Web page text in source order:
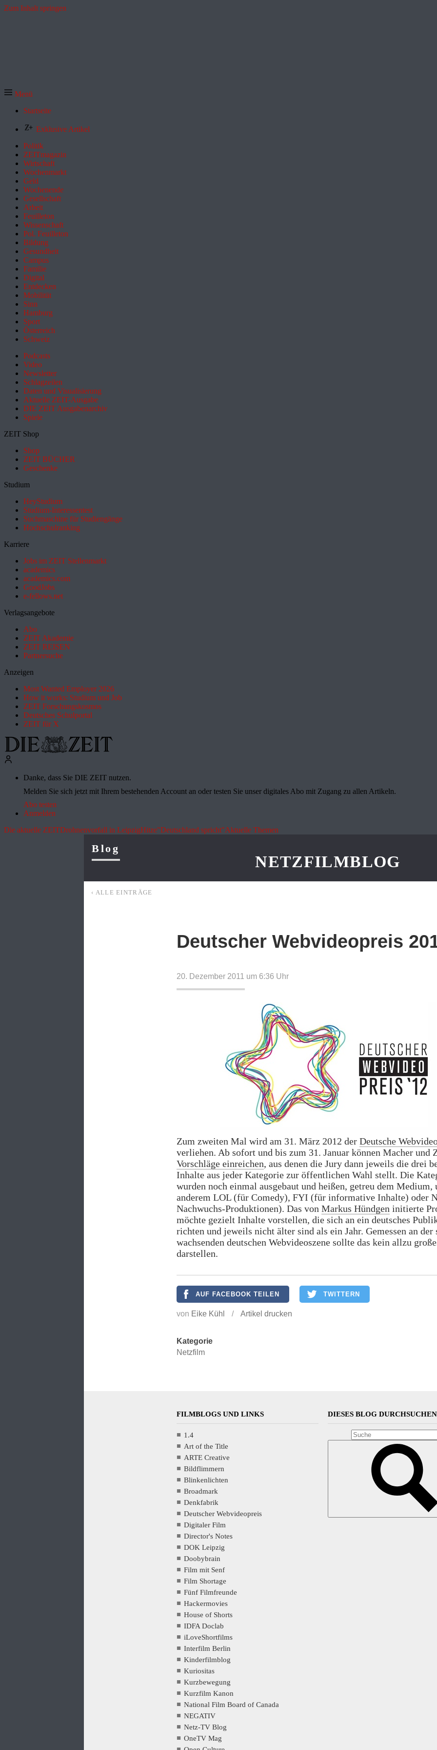
Zum Inhalt springen
Menü
Startseite
Exklusive Artikel
Politik
ZEITmagazin
Wirtschaft
Wochenmarkt
Geld
Wochenende
Gesellschaft
Arbeit
Feuilleton
Wissenschaft
Pol. Feuilleton
Bildung
Gesundheit
Campus
Familie
Digital
Entdecken
Mobilität
Sinn
Hamburg
Sport
Österreich
Schweiz
Podcasts
Video
Newsletter
Schlagzeilen
Daten und Visualisierung
Aktuelle ZEIT-Ausgabe
DIE ZEIT Ausgabenarchiv
Spiele
ZEIT Shop
Shop
ZEIT BÜCHER
Geschenke
Studium
HeyStudium
Studium-Interessentest
Suchmaschine für Studiengänge
Hochschulranking
Karriere
Jobs im ZEIT Stellenmarkt
academics
academics.com
GoodJobs
e-fellows.net
Verlagsangebote
Abo
ZEIT Akademie
ZEIT REISEN
Partnersuche
Anzeigen
Most Wanted Employer 2026
How it works: Studium und Job
ZEIT Forschungskosmos
Deutsches Schulportal
ZEIT für X
Danke, dass Sie DIE ZEIT nutzen.
Melden Sie sich jetzt mit Ihrem bestehenden Account an oder testen Sie unser digitales Abo mit Zugang zu allen Artikeln.
Abo testen
Anmelden
Die aktuelle ZEITDrohnenvorfall in LeipzigHitze"Deutschland spricht"Aktuelle Themen
Blog
NETZFILMBLOG
‹ ALLE EINTRÄGE
Deutscher Webvideopreis
20. Dezember 2011 um 6:36 Uhr
Zum zweiten Mal wird am 31. März 2012 der Deutsche
verliehen. Ab sofort und bis zum 31. Januar können Macher und
Vorschläge einreichen, aus denen die Jury dann jeweils die drei
Inhalte aus jeder Kategorie zur öffentlichen Wahl stellt. Die
wurden noch einmal ausgebaut und heißen, getreu dem Medium,
anderem LOL (für Comedy), FYI (für informative Inhalte) oder
Nachwuchs-Produktionen). Das von Markus Hündgen initierte
möchte gezielt Inhalte vorstellen, die sich an ein deutsches
richten und jeweils nicht älter sind als ein Jahr. Gemessen an der
wachsenden deutschen Webvideoszene sollte das kein allzu
darstellen.
AUF FACEBOOK TEILEN TWITTERN
von Eike Kühl / Artikel drucken
Kategorie
Netzfilm
FILMBLOGS UND LINKS
1.4
Art of the Title
ARTE Creative
Bildflimmern
Blinkenlichten
Broadmark
Denkfabrik
Deutscher Webvideopreis
Digitaler Film
Director's Notes
DOK Leipzig
Doobybrain
Film mit Senf
Film Shortage
Fünf Filmfreunde
Hackermovies
House of Shorts
IDFA Doclab
iLoveShortfilms
Interfilm Berlin
Kinderfilmblog
Kuriositas
Kurzbewegung
Kurzfilm Kanon
National Film Board of Canada
NEGATIV
Netz-TV Blog
OneTV Mag
DIESES BLOG DURCHSUCHEN